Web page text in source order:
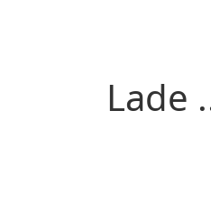
Lade